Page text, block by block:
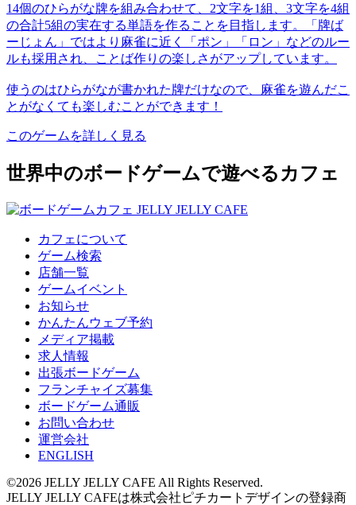
14個のひらがな牌を組み合わせて、2文字を1組、3文字を4組
の合計5組の実在する単語を作ることを目指します。「牌ば
ーじょん」ではより麻雀に近く「ポン」「ロン」などのルー
ルも採用され、ことば作りの楽しさがアップしています。
使うのはひらがなが書かれた牌だけなので、麻雀を遊んだこ
とがなくても楽しむことができます！
このゲームを詳しく見る
世界中のボードゲームで遊べるカフェ
カフェについて
ゲーム検索
店舗一覧
ゲームイベント
お知らせ
かんたんウェブ予約
メディア掲載
求人情報
出張ボードゲーム
フランチャイズ募集
ボードゲーム通販
お問い合わせ
運営会社
ENGLISH
©2026 JELLY JELLY CAFE All Rights Reserved.
JELLY JELLY CAFEは株式会社ピチカートデザインの登録商